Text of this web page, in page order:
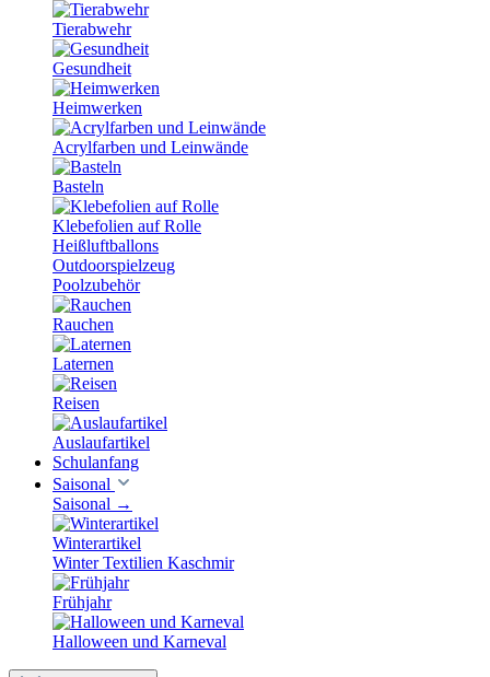
Tierabwehr
Gesundheit
Heimwerken
Acrylfarben und Leinwände
Basteln
Klebefolien auf Rolle
Heißluftballons
Outdoorspielzeug
Poolzubehör
Rauchen
Laternen
Reisen
Auslaufartikel
Schulanfang
Saisonal
Saisonal →
Winterartikel
Winter Textilien Kaschmir
Frühjahr
Halloween und Karneval